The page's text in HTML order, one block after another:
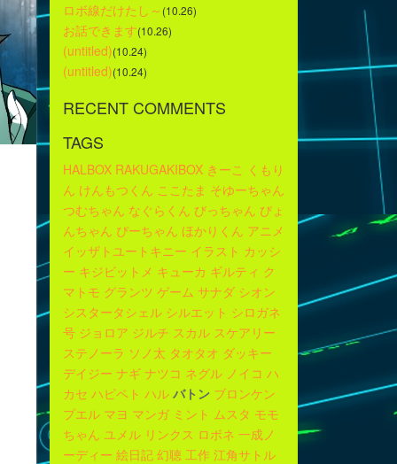
ロボ線だけたし～ (10.26)
お話できます(10.26)
(untitled)(10.24)
(untitled)(10.24)
RECENT COMMENTS
TAGS
HALBOX RAKUGAKIBOX きーこ くもり
ん けんもつくん ここたま そゆーちゃん
つむちゃん なぐらくん びっちゃん びょ
んちゃん ぴーちゃん ほかりくん アニメ
イッザトユートキニー イラスト カッシ
ー キジビットメ キューカ ギルティ ク
マトモ グランツ ゲーム サナダ シオン
シスタータシェル シルエット シロガネ
号 ジョロア ジルチ スカル スケアリー
ステノーラ ソノ太 タオタオ ダッキー
デイジー ナギ ナツコ ネグル ノイコ ハ
カセ ハピペト ハル バトン ブロンケン
プエル マヨ マンガ ミント ムスタ モモ
ちゃん ユメル リンクス ロボネ 一成ノ
ーディー 絵日記 幻聴 工作 江角サトル